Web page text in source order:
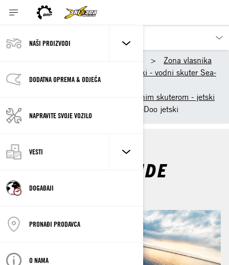
NAŠI PROIZVODI
DODATNA OPREMA & ODJEĆA
NAPRAVITE SVOJE VOZILO
VESTI
DOGAĐAJI
PRONAĐI PRODAVCA
O NAMA
Zona vlasnika
Počnimo - kako koristiti jetski - vodni skuter Sea-
Doo
Prva vožnja sa Sea-Doo vodnim skuterom - jetski
Chrisova prva vožnja sa Sea-Doo jetski
CHRIS' FIRST RIDE